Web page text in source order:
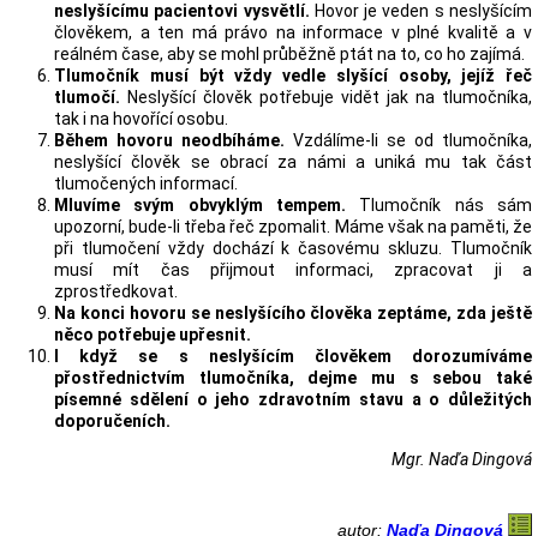
neslyšícímu pacientovi vysvětlí. Hovor je veden s neslyšícím
člověkem, a ten má právo na informace v plné kvalitě a v
reálném čase, aby se mohl průběžně ptát na to, co ho zajímá.
Tlumočník musí být vždy vedle slyšící osoby, jejíž řeč
tlumočí. Neslyšící člověk potřebuje vidět jak na tlumočníka,
tak i na hovořící osobu.
Během hovoru neodbíháme. Vzdálíme-li se od tlumočníka,
neslyšící člověk se obrací za námi a uniká mu tak část
tlumočených informací.
Mluvíme svým obvyklým tempem. Tlumočník nás sám
upozorní, bude-li třeba řeč zpomalit. Máme však na paměti, že
při tlumočení vždy dochází k časovému skluzu. Tlumočník
musí mít čas přijmout informaci, zpracovat ji a
zprostředkovat.
Na konci hovoru se neslyšícího člověka zeptáme, zda ještě
něco potřebuje upřesnit.
I když se s neslyšícím člověkem dorozumíváme
přostřednictvím tlumočníka, dejme mu s sebou také
písemné sdělení o jeho zdravotním stavu a o důležitých
doporučeních.
Mgr. Naďa Dingová
autor: Naďa Dingová